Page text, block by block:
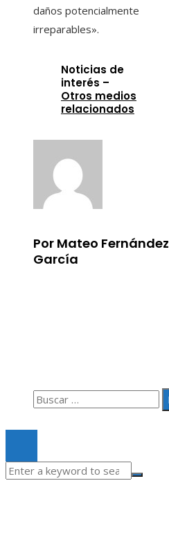
daños potencialmente
irreparables».
Noticias de
interés –
Otros medios
relacionados
Por Mateo Fernández
García
Buscar: